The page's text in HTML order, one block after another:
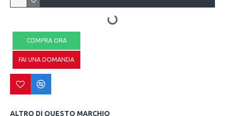
COMPRA ORA
FAI UNA DOMANDA
ALTRO DI QUESTO MARCHIO